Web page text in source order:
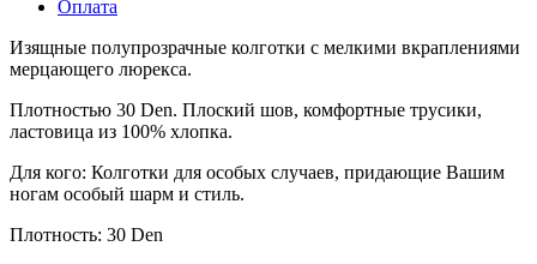
Оплата
Изящные полупрозрачные колготки с мелкими вкраплениями
мерцающего люрекса.
Плотностью 30 Den. Плоский шов, комфортные трусики,
ластовица из 100% хлопка.
Для кого: Колготки для особых случаев, придающие Вашим
ногам особый шарм и стиль.
Плотность: 30 Den